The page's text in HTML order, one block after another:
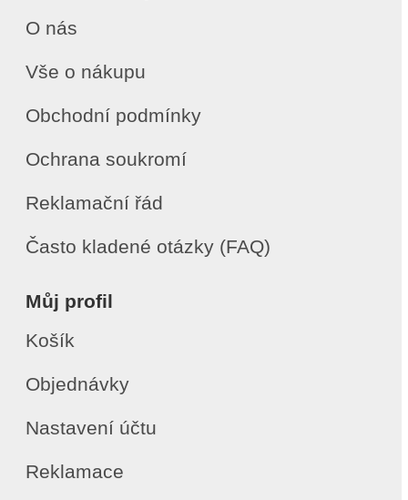
O nás
Vše o nákupu
Obchodní podmínky
Ochrana soukromí
Reklamační řád
Často kladené otázky (FAQ)
Můj profil
Košík
Objednávky
Nastavení účtu
Reklamace